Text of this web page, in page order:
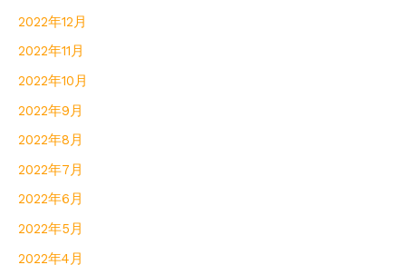
2022年12月
2022年11月
2022年10月
2022年9月
2022年8月
2022年7月
2022年6月
2022年5月
2022年4月